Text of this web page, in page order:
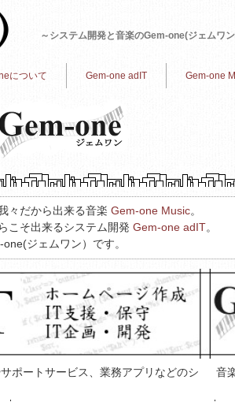
～システム開発と音楽のGem-one(ジェムワ
について Gem-one adIT Gem-one
々だから出来る音楽Gem-one Music。
こそ出来るシステム開発Gem-one adIT。
ジェムワン）です。
ポートサービス、業務アプリなどのシ
音